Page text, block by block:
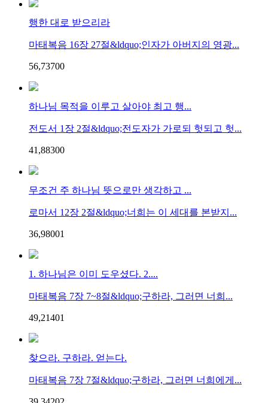
행한 대로 받으리라
마태복음 16장 27절&ldquo;인자가 아버지의 영광...
56,73700
하나님 목적을 이루고 살아야 최고 행...
전도서 1장 2절&ldquo;전도자가 가로되 헛되고 헛...
41,88300
무조건 주 하나님 뜻으로만 생각하고 ...
로마서 12장 2절&ldquo;너희는 이 세대를 본받지...
36,98001
1. 하나님은 이미 도우셨다. 2....
마태복음 7장 7~8절&ldquo;구하라, 그러면 너희...
49,21401
찾으라. 구하라. 얻는다.
마태복음 7장 7절&ldquo;구하라, 그러면 너희에게...